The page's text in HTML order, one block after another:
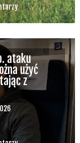
ataku
użyć
z